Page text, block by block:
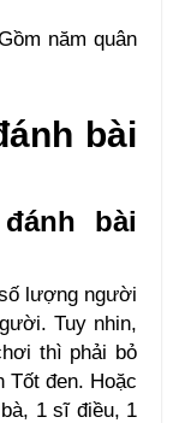
năm quân
bài
bài
lượng người
Tuy nhin,
thì phải bỏ
Tốt đen. Hoặc
1 sĩ điều, 1